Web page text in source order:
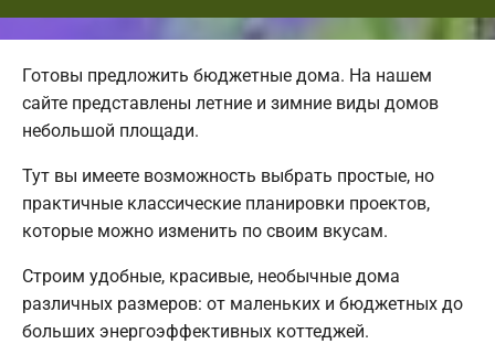
Готовы предложить бюджетные дома. На нашем
сайте представлены летние и зимние виды домов
небольшой площади.
Тут вы имеете возможность выбрать простые, но
практичные классические планировки проектов,
которые можно изменить по своим вкусам.
Строим удобные, красивые, необычные дома
различных размеров: от маленьких и бюджетных до
больших энергоэффективных коттеджей.